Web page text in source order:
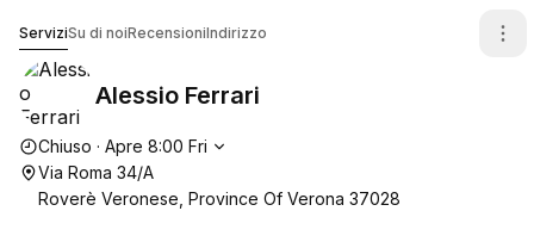
ServiziSu di noiRecensioniIndirizzo
Alessio Ferrari
Orari di apertura
Chiuso · Apre 8:00 Fri
Via Roma 34/A
Roverè Veronese, Province Of Verona 37028